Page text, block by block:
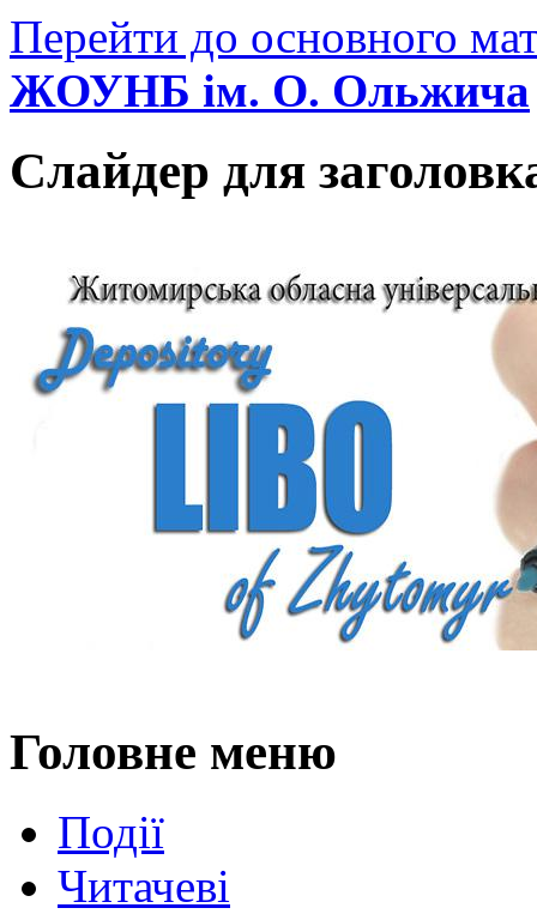
Перейти до основного
ЖОУНБ ім. О. Ольжича
Слайдер для
Головне меню
Події
Читачеві